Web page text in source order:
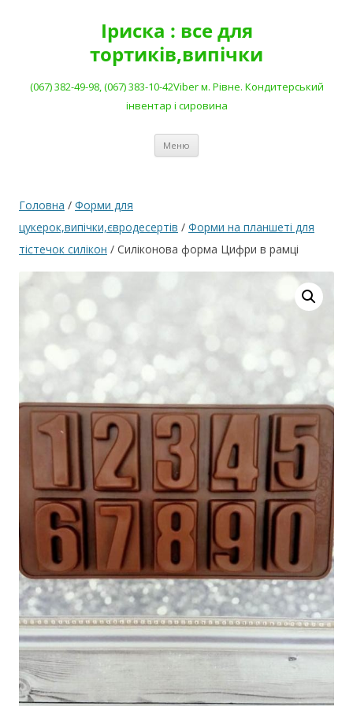
Іриска : все для
тортиків,випічки
(067) 382-49-98, (067) 383-10-42Viber м. Рівне. Кондитерський
інвентар і сировина
Меню
Головна / Форми для
цукерок,випічки,євродесертів / Форми на планшеті для
тістечок силікон / Силіконова форма Цифри в рамці